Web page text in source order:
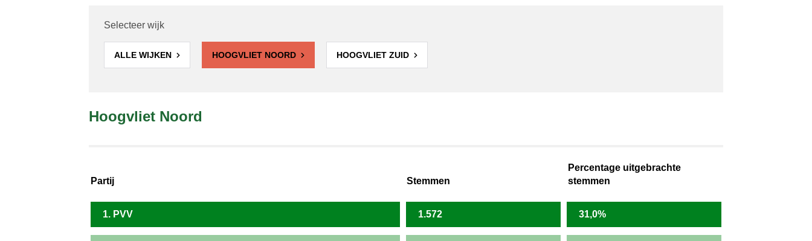
Selecteer wijk
ALLE WIJKEN HOOGVLIET NOORD HOOGVLIET ZUID
Hoogvliet Noord
Partij Stemmen
Percentage uitgebrachte
stemmen
1. PVV 1.572 31,0%